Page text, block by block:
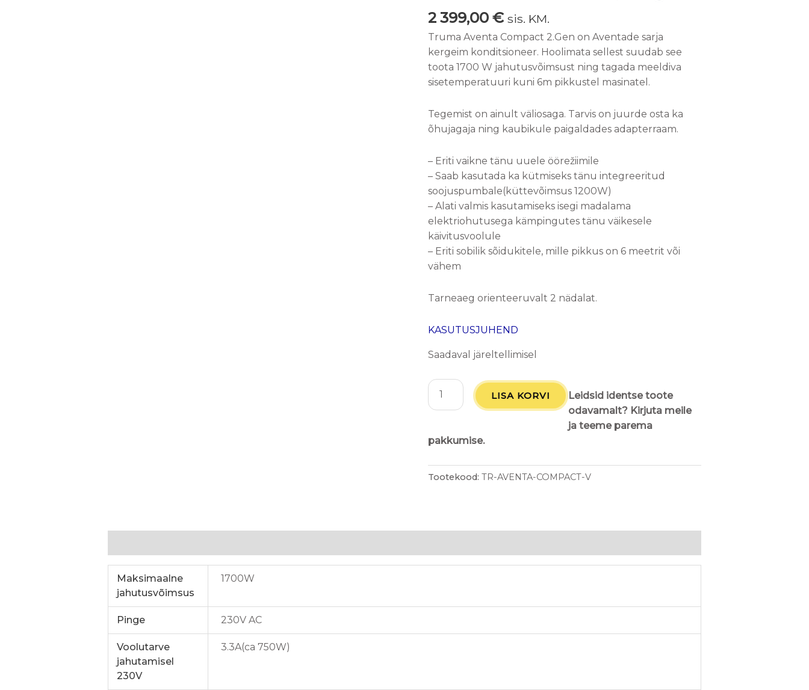
2 399,00€ sis. KM.
Truma Aventa Compact 2.Gen on Aventade sarja
kergeim konditsioneer. Hoolimata sellest suudab see
toota 1700 W jahutusvõimsust ning tagada meeldiva
sisetemperatuuri kuni 6m pikkustel masinatel.
Tegemist on ainult väliosaga. Tarvis on juurde osta ka
õhujagaja ning kaubikule paigaldades adapterraam.
– Eriti vaikne tänu uuele öörežiimile
– Saab kasutada ka kütmiseks tänu integreeritud
soojuspumbale(küttevõimsus 1200W)
– Alati valmis kasutamiseks isegi madalama
elektriohutusega kämpingutes tänu väikesele
käivitusvoolule
– Eriti sobilik sõidukitele, mille pikkus on 6 meetrit või
vähem
Tarneaeg orienteeruvalt 2 nädalat.
KASUTUSJUHEND
Saadaval järeltellimisel
LISA KORVI
Leidsid identse toote
odavamalt? Kirjuta meile
ja teeme parema
pakkumise.
Tootekood:TR-AVENTA-COMPACT-V
Maksimaalne
jahutusvõimsus
1700W
Pinge 230V AC
Voolutarve
jahutamisel
230V
3.3A(ca 750W)